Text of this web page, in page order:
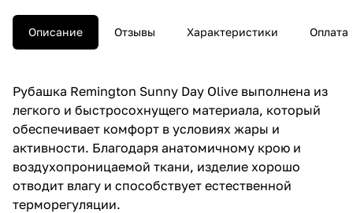
Описание Отзывы Характеристики Оплата
Рубашка Remington Sunny Day Olive выполнена из
легкого и быстросохнущего материала, который
обеспечивает комфорт в условиях жары и
активности. Благодаря анатомичному крою и
воздухопроницаемой ткани, изделие хорошо
отводит влагу и способствует естественной
терморегуляции.